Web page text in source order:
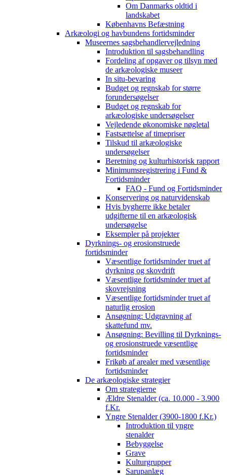
Om Danmarks oldtid i
landskabet
Københavns Befæstning
Arkæologi og havbundens fortidsminder
Museernes sagsbehandlervejledning
Introduktion til sagsbehandling
Fordeling af opgaver og tilsyn med
de arkæologiske museer
In situ-bevaring
Budget og regnskab for større
forundersøgelser
Budget og regnskab for
arkæologiske undersøgelser
Vejledende økonomiske nøgletal
Fastsættelse af timepriser
Tilskud til arkæologiske
undersøgelser
Beretning og kulturhistorisk rapport
Minimumsregistrering i Fund &
Fortidsminder
FAQ - Fund og Fortidsminder
Konservering og naturvidenskab
Hvis bygherre ikke betaler
udgifterne til en arkæologisk
undersøgelse
Eksempler på projekter
Dyrknings- og erosionstruede
fortidsminder
Væsentlige fortidsminder truet af
dyrkning og skovdrift
Væsentlige fortidsminder truet af
skovrejsning
Væsentlige fortidsminder truet af
naturlig erosion
Ansøgning: Udgravning af
skattefund mv.
Ansøgning: Bevilling til Dyrknings-
og erosionstruede væsentlige
fortidsminder
Frikøb af arealer med væsentlige
fortidsminder
De arkæologiske strategier
Om strategierne
Ældre Stenalder (ca. 10.000 - 3.900
f.Kr.
Yngre Stenalder (3900-1800 f.Kr.)
Introduktion til yngre
stenalder
Bebyggelse
Grave
Kulturgrupper
Sarupanlæg